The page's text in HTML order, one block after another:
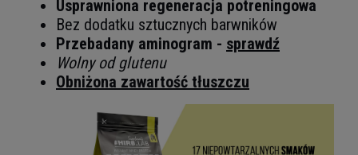
Usprawniona regeneracja potreningowa
Bez dodatku sztucznych barwników
Przebadany aminogram - sprawdź
Wolny od glutenu
Obniżona zawartość tłuszczu